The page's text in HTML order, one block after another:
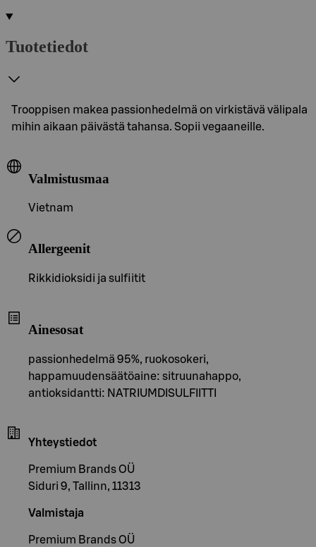
Tuotetiedot
Trooppisen makea passionhedelmä on virkistävä välipala
mihin aikaan päivästä tahansa. Sopii vegaaneille.
Valmistusmaa
Vietnam
Allergeenit
Rikkidioksidi ja sulfiitit
Ainesosat
passionhedelmä 95%, ruokosokeri,
happamuudensäätöaine: sitruunahappo,
antioksidantti: NATRIUMDISULFIITTI
Yhteystiedot
Premium Brands OÜ
Siduri 9, Tallinn, 11313
Valmistaja
Premium Brands OÜ